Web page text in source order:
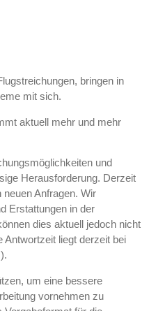
bringen in
mit sich.
aktuell mehr und mehr
und
Herausforderung. Derzeit
Anfragen. Wir
Erstattungen in der
dies aktuell jedoch nicht
liegt derzeit bei
um eine bessere
vornehmen zu